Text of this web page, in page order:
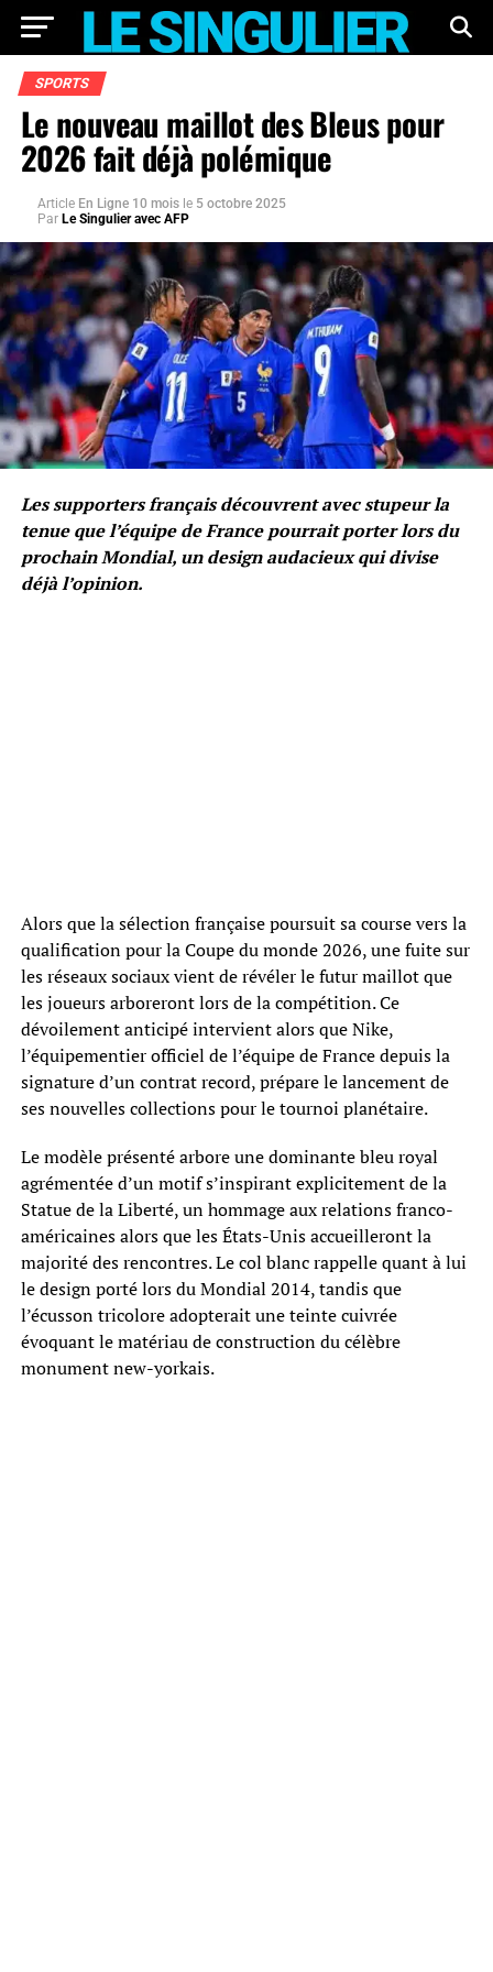
SPORTS
Le nouveau maillot des Bleus pour
2026 fait déjà polémique
Article En Ligne 10 mois le 5 octobre 2025
Par Le Singulier avec AFP
Les supporters français découvrent avec stupeur la
tenue que l’équipe de France pourrait porter lors du
prochain Mondial, un design audacieux qui divise
déjà l’opinion.
Alors que la sélection française poursuit sa course vers la
qualification pour la Coupe du monde 2026, une fuite sur
les réseaux sociaux vient de révéler le futur maillot que
les joueurs arboreront lors de la compétition. Ce
dévoilement anticipé intervient alors que Nike,
l’équipementier officiel de l’équipe de France depuis la
signature d’un contrat record, prépare le lancement de
ses nouvelles collections pour le tournoi planétaire.
Le modèle présenté arbore une dominante bleu royal
agrémentée d’un motif s’inspirant explicitement de la
Statue de la Liberté, un hommage aux relations franco-
américaines alors que les États-Unis accueilleront la
majorité des rencontres. Le col blanc rappelle quant à lui
le design porté lors du Mondial 2014, tandis que
l’écusson tricolore adopterait une teinte cuivrée
évoquant le matériau de construction du célèbre
monument new-yorkais.